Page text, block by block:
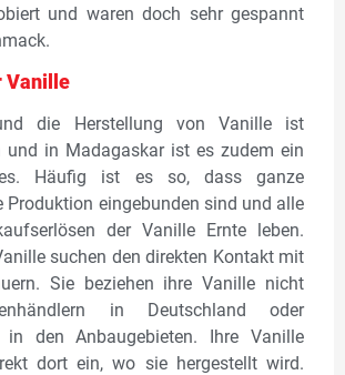
und waren doch sehr gespannt
Vanille
die Herstellung von Vanille ist
und in Madagaskar ist es zudem ein
Häufig ist es so, dass ganze
Produktion eingebunden sind und alle
der Vanille Ernte leben.
suchen den direkten Kontakt mit
Sie beziehen ihre Vanille nicht
in Deutschland oder
in den Anbaugebieten. Ihre Vanille
dort ein, wo sie hergestellt wird.